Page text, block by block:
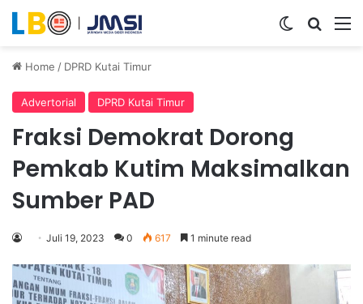
Switch skin
Home / DPRD Kutai Timur
Advertorial DPRD Kutai Timur
Fraksi Demokrat Dorong
Pemkab Kutim Maksimalkan
Sumber PAD
Juli 19, 2023 0 617 1 minute read